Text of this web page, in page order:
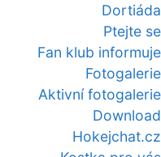
Dortiáda
Ptejte se
Fan klub informuje
Fotogalerie
Aktivní fotogalerie
Download
Hokejchat.cz